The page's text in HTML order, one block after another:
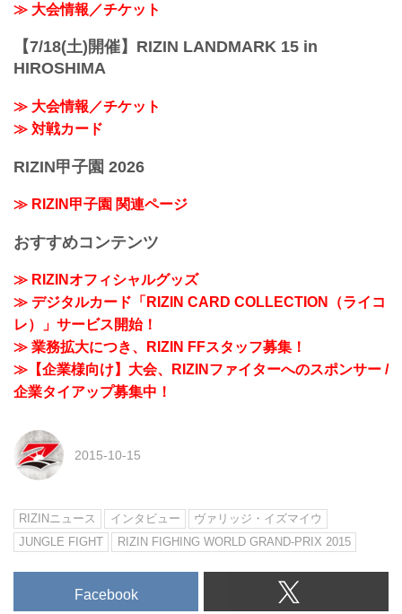
≫ 大会情報／チケット
【7/18(土)開催】RIZIN LANDMARK 15 in
HIROSHIMA
≫ 大会情報／チケット
≫ 対戦カード
RIZIN甲子園 2026
≫ RIZIN甲子園 関連ページ
おすすめコンテンツ
≫ RIZINオフィシャルグッズ
≫ デジタルカード「RIZIN CARD COLLECTION（ライコ
レ）」サービス開始！
≫ 業務拡大につき、RIZIN FFスタッフ募集！
≫【企業様向け】大会、RIZINファイターへのスポンサー /
企業タイアップ募集中！
2015-10-15
RIZINニュース インタビュー
ヴァリッジ・イズマイウ
JUNGLE FIGHT
RIZIN FIGHING WORLD GRAND-PRIX 2015
Facebook